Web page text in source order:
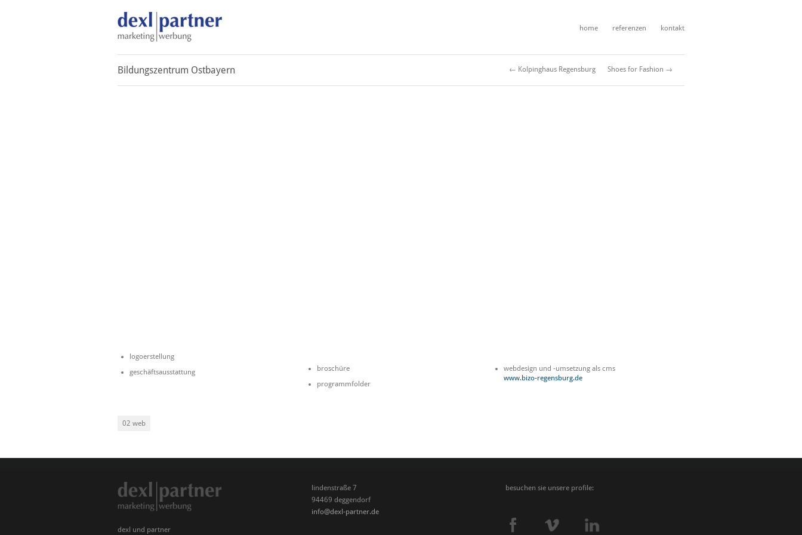
home referenzen kontakt
Bildungszentrum Ostbayern ← Kolpinghaus Regensburg Shoes for Fashion →
logoerstellung
geschäftsausstattung
broschüre
programmfolder
webdesign und -umsetzung als cms
www.bizo-regensburg.de
02 web
dexl und partner
lindenstraße 7
94469 deggendorf
info@dexl-partner.de
besuchen sie unsere profile: